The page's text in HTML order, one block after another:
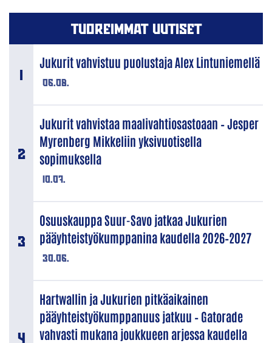
TUOREIMMAT UUTISET
06.08.
Jukurit vahvistuu puolustaja Alex Lintuniemellä
10.07.
Jukurit vahvistaa maalivahtiosastoaan – Jesper
Myrenberg Mikkeliin yksivuotisella
sopimuksella
30.06.
Osuuskauppa Suur-Savo jatkaa Jukurien
pääyhteistyökumppanina kaudella 2026–2027
Hartwallin ja Jukurien pitkäaikainen
pääyhteistyökumppanuus jatkuu – Gatorade
vahvasti mukana joukkueen arjessa kaudella